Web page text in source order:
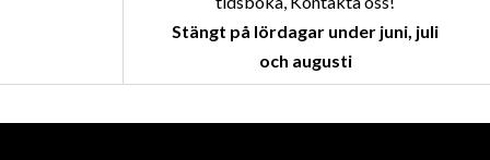
Stängt på lördagar under juni, juli
och augusti